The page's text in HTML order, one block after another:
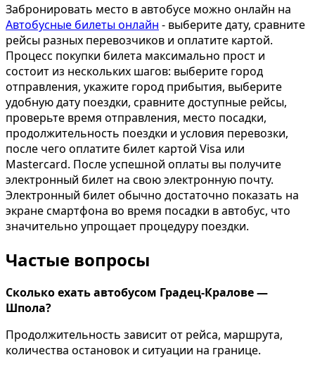
Забронировать место в автобусе можно онлайн на
Автобусные билеты онлайн - выберите дату, сравните
рейсы разных перевозчиков и оплатите картой.
Процесс покупки билета максимально прост и
состоит из нескольких шагов: выберите город
отправления, укажите город прибытия, выберите
удобную дату поездки, сравните доступные рейсы,
проверьте время отправления, место посадки,
продолжительность поездки и условия перевозки,
после чего оплатите билет картой Visa или
Mastercard. После успешной оплаты вы получите
электронный билет на свою электронную почту.
Электронный билет обычно достаточно показать на
экране смартфона во время посадки в автобус, что
значительно упрощает процедуру поездки.
Частые вопросы
Сколько ехать автобусом Градец-Кралове —
Шпола?
Продолжительность зависит от рейса, маршрута,
количества остановок и ситуации на границе.